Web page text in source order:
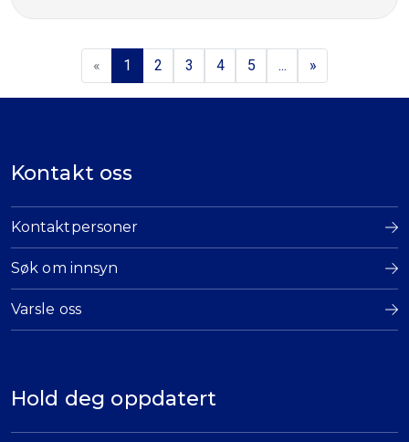
« 1 2 3 4 5 ... »
Kontakt oss
Kontaktpersoner
Søk om innsyn
Varsle oss
Hold deg oppdatert